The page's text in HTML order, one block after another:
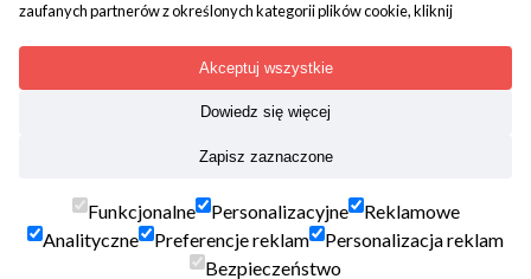
Media społecznościowe:
YouTube|Facebook|Instagram
lekarskiej. Kopiowanie i rozpowszechnianie materiałów
podaniem aktywnego linka popko.pl jako źródła. Nazwa serwisu,
jego koncepcja, wygląd graficzny, oprogramowanie oraz baza
danych podlegają ochronie prawnej.
zaufanych partnerów z określonych kategorii plików cookie, kliknij
można wycofać w każdym momencie poprzez zmianę preferencji plików
cookie. Możliwość edycji zgód cookie znajdziesz w stopce strony pod
przyciskiem "Edytuj zgody cookie".
przetwarzaniem Twoich danych osobowych. Więcej informacji o
przetwarzaniu Twoich danych osobowych znajdują się wpolityce
prywatności
Dowiedz się więcej
Zapisz zaznaczone
Akceptuj wszystkie
Funkcjonalne Personalizacyjne
Reklamowe
Analityczne
Preferencje reklam
Personalizacja reklam
Bezpieczeństwo